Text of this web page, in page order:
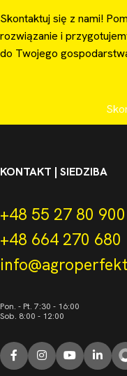
Skontaktuj się z nami!
rozwiązanie i
do Twojego
KONTAKT | SIEDZIBA
+48 55 27 80 900
+48 664 270 680
Pon. - Pt. 7:30 - 16:00
Sob. 8:00 - 12:00